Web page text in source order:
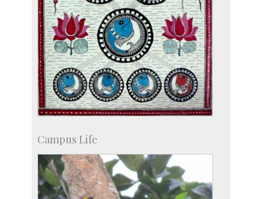
Campus Life